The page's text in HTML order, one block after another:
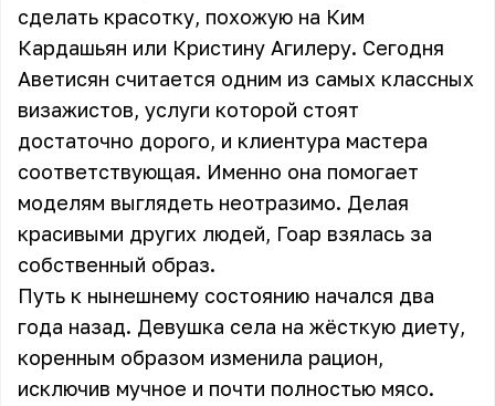
сделать красотку, похожую на Ким
Кардашьян или Кристину Агилеру. Сегодня
Аветисян считается одним из самых классных
визажистов, услуги которой стоят
достаточно дорого, и клиентура мастера
соответствующая. Именно она помогает
моделям выглядеть неотразимо. Делая
красивыми других людей, Гоар взялась за
собственный образ.
Путь к нынешнему состоянию начался два
года назад. Девушка села на жёсткую диету,
коренным образом изменила рацион,
исключив мучное и почти полностью мясо.